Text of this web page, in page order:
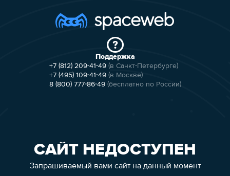
Поддержка
+7 (812) 209-41-49 (в Санкт-Петербурге)
+7 (495) 109-41-49 (в Москве)
8 (800) 777-86-49 (бесплатно по России)
САЙТ НЕДОСТУПЕН
Запрашиваемый вами сайт на данный момент